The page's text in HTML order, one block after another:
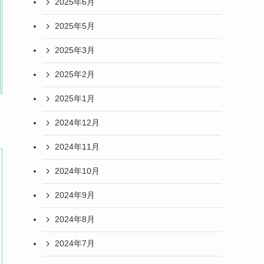
2025年5月
2025年3月
2025年2月
2025年1月
2024年12月
2024年11月
2024年10月
2024年9月
2024年8月
2024年7月